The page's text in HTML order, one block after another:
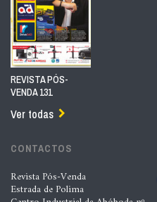
REVISTA PÓS-
VENDA 131
Ver todas
CONTACTOS
Revista Pós-Venda
Estrada de Polima